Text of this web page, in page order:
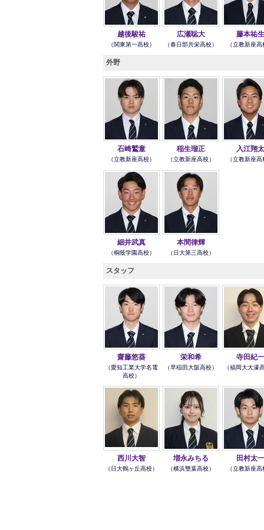
越後駿祐
（関東第一高校）
広瀬聡大
（春日部共栄高校）
藤本祐生
（立教新座
外野
石崎鷲童
（立教新座高校）
稲生瑠正
（立教新座高校）
入江翔太
（立教新座
細井武真
（桐蔭学園高校）
本間律輝
（日大第三高校）
スタッフ
齋藤悠葵
（愛知工業大学名電
高校）
栄和希
（早稲田大阪高校）
寺田紀一
（福岡大大濠
西川大智
（日大鶴ヶ丘高校）
増永みちる
（横浜雙葉高校）
田村太一
（立教新座